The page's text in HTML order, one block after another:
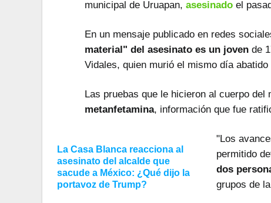
municipal de Uruapan,asesinado el
En un mensaje publicado en redes
material" del asesinato es un joven de
Vidales, quien murió el mismo día
Las pruebas que le hicieron al cuerpo
metanfetamina, información que fue
La Casa Blanca reacciona al
asesinato del alcalde que
sacude a México: ¿Qué dijo la
portavoz de Trump?
"Los
permitido
dos
grupos de